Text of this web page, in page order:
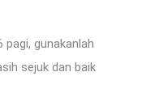
gunakanlah
sejuk dan baik